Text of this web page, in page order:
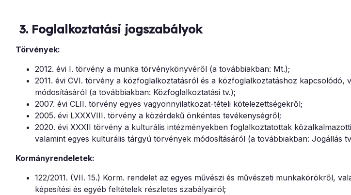
3. Foglalkoztatási jogszabályok
Törvények:
2012. évi I. törvény a munka törvénykönyvéről (a továbbiakban: Mt.);
2011. évi CVI. törvény a közfoglalkoztatásról és a közfoglalkoztatáshoz kapcsolódó,
módosításáról (a továbbiakban: Közfoglalkoztatási tv.);
2007. évi CLII. törvény egyes vagyonnyilatkozat-tételi kötelezettségekről;
2005. évi LXXXVIII. törvény a közérdekű önkéntes tevékenységről;
2020. évi XXXII törvény a kulturális intézményekben foglalkoztatottak
valamint egyes kulturális tárgyú törvények módosításáról (a továbbiakban: Jogállás
Kormányrendeletek:
122/2011. (VII. 15.) Korm. rendelet az egyes művészi és művészeti munkakörökről,
képesítési és egyéb feltételek részletes szabályairól;